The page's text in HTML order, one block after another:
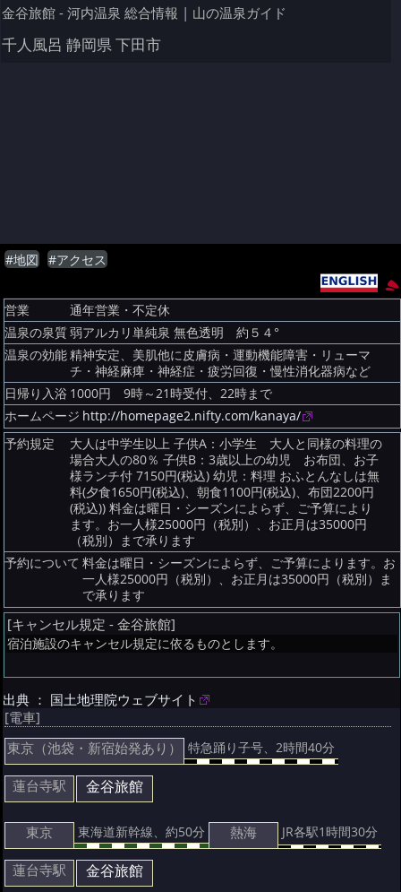
金谷旅館 - 河内温泉 総合情報 | 山の温泉ガイド
千人風呂 静岡県 下田市
#地図 #アクセス
営業
通年営業・不定休
温泉の泉質 弱アルカリ単純泉 無色透明 約５４°
温泉の効能 精神安定、美肌他に皮膚病・運動機能障害・リューマ
チ・神経麻痺・神経症・疲労回復・慢性消化器病など
日帰り入浴 1000円 9時～21時受付、22時まで
ホームページ http://homepage2.nifty.com/kanaya/
予約規定
大人は中学生以上 子供A：小学生 大人と同様の料理の
場合大人の80％ 子供B：3歳以上の幼児 お布団、お子
様ランチ付 7150円(税込) 幼児：料理 おふとんなしは無
料(夕食1650円(税込)、朝食1100円(税込)、布団2200円
(税込)) 料金は曜日・シーズンによらず、ご予算により
ます。お一人様25000円（税別）、お正月は35000円
（税別）まで承ります
予約について 料金は曜日・シーズンによらず、ご予算によります。お
一人様25000円（税別）、お正月は35000円（税別）ま
で承ります
[キャンセル規定 - 金谷旅館]
宿泊施設のキャンセル規定に依るものとします。
出典 ： 国土地理院ウェブサイト
[電車]
東京（池袋・新宿始発あり）
特急踊り子号、2時間40分
蓮台寺駅 金谷旅館
東京 東海道新幹線、約50分 熱海 JR各駅1時間30分
蓮台寺駅 金谷旅館